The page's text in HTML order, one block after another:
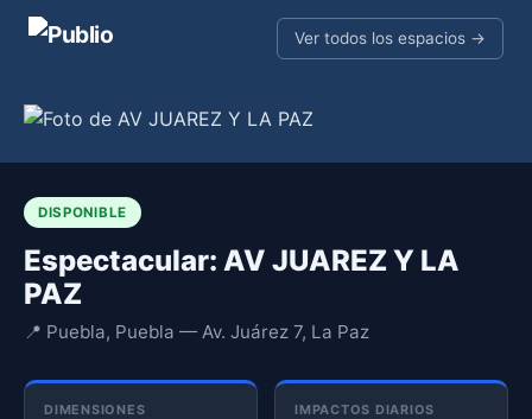
Ver todos los espacios →
DISPONIBLE
Espectacular: AV JUAREZ Y LA
PAZ
📍 Puebla, Puebla — Av. Juárez 7, La Paz
DIMENSIONES IMPACTOS DIARIOS